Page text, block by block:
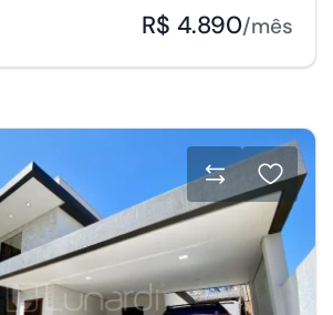
R$ 4.890/mês